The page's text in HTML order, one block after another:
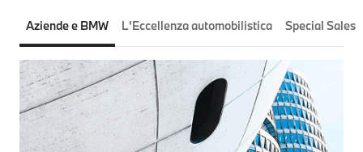
Aziende e BMW L'Eccellenza automobilistica Special Sales